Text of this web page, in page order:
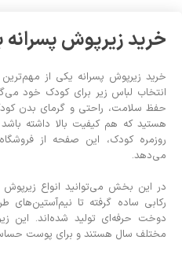
خرید زیرپوش پسرانه
خرید زیرپوش پسرانه یکی از
انتخاب لباس زیر برای کودک خود
حفظ سلامت، راحتی و گرمای بدن
هستید که هم کیفیت بالا داشته
روزمره کودک، این صفحه از
می‌دهد.
در این بخش می‌توانید انواع
رکابی ساده گرفته تا نیم‌آستین‌های
دوخت حرفه‌ای تولید شده‌اند. این
مختلف سال هستند و برای پوست حساس